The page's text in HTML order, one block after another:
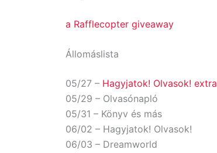
a Rafflecopter giveaway
Állomáslista
05/27 – Hagyjatok! Olvasok! extra
05/29 – Olvasónapló
05/31 – Könyv és más
06/02 – Hagyjatok! Olvasok!
06/03 – Dreamworld